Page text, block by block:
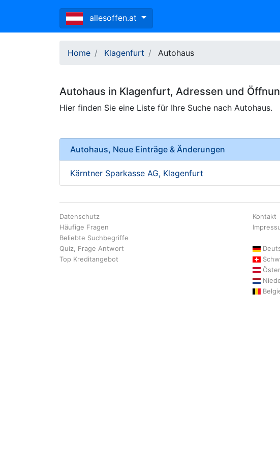
allesoffen.at
Home Klagenfurt Autohaus
Autohaus in Klagenfurt, Adressen und
Hier finden Sie eine Liste für Ihre Suche nach Autohaus.
Autohaus, Neue Einträge & Änderungen
Kärntner Sparkasse AG, Klagenfurt
Datenschutz
Häufige Fragen
Beliebte Suchbegriffe
Quiz, Frage Antwort
Top Kreditangebot
Kontakt